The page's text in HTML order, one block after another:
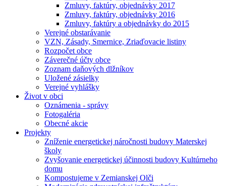
Zmluvy, faktúry, objednávky 2017
Zmluvy, faktúry, objednávky 2016
Zmluvy, faktúry a objednávky do 2015
Verejné obstarávanie
VZN, Zásady, Smernice, Zriaďovacie listiny
Rozpočet obce
Záverečné účty obce
Zoznam daňových dlžníkov
Uložené zásielky
Verejné vyhlášky
Život v obci
Oznámenia - správy
Fotogaléria
Obecné akcie
Projekty
Zníženie energetickej náročnosti budovy Materskej
školy
Zvyšovanie energetickej účinnosti budovy Kultúrneho
domu
Kompostujeme v Zemianskej Olči